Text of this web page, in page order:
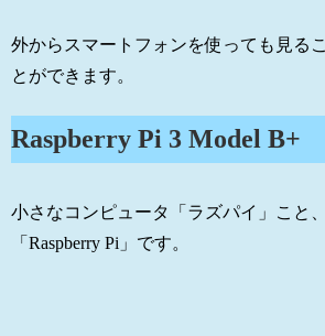
外からスマートフォンを使っても見るこ
とができます。
Raspberry Pi 3 Model B+
小さなコンピュータ「ラズパイ」こと、
「Raspberry Pi」です。